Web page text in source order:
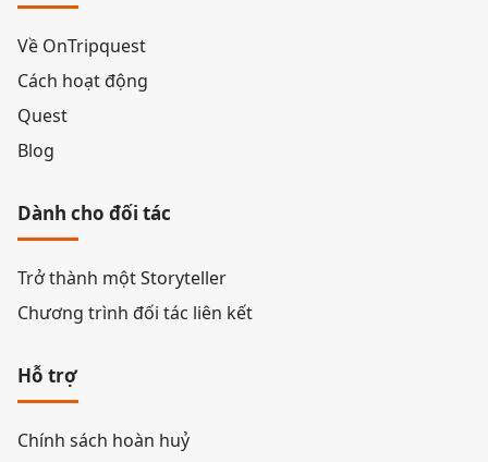
Về OnTripquest
Cách hoạt động
Quest
Blog
Dành cho đối tác
Trở thành một Storyteller
Chương trình đối tác liên kết
Hỗ trợ
Chính sách hoàn huỷ